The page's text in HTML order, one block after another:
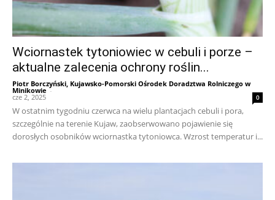
Wciornastek tytoniowiec w cebuli i porze –
aktualne zalecenia ochrony roślin...
Piotr Borczyński, Kujawsko-Pomorski Ośrodek Doradztwa Rolniczego w
Minikowie -
cze 2, 2025 0
W ostatnim tygodniu czerwca na wielu plantacjach cebuli i pora,
szczególnie na terenie Kujaw, zaobserwowano pojawienie się
dorosłych osobników wciornastka tytoniowca. Wzrost temperatur i...